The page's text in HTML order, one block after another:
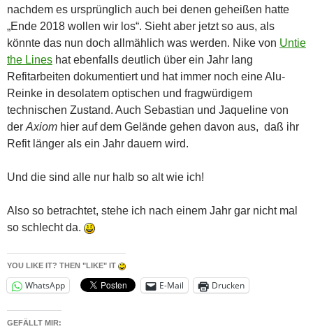
nachdem es ursprünglich auch bei denen geheißen hatte
„Ende 2018 wollen wir los“. Sieht aber jetzt so aus, als
könnte das nun doch allmählich was werden. Nike von Untie
the Lines hat ebenfalls deutlich über ein Jahr lang
Refitarbeiten dokumentiert und hat immer noch eine Alu-
Reinke in desolatem optischen und fragwürdigem
technischen Zustand. Auch Sebastian und Jaqueline von
der Axiom hier auf dem Gelände gehen davon aus, daß ihr
Refit länger als ein Jahr dauern wird.
Und die sind alle nur halb so alt wie ich!
Also so betrachtet, stehe ich nach einem Jahr gar nicht mal
so schlecht da.
YOU LIKE IT? THEN "LIKE" IT
WhatsApp E-Mail Drucken
GEFÄLLT MIR: